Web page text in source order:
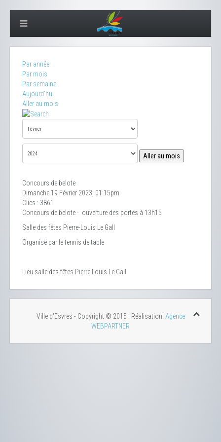
Par année
Par mois
Par semaine
Aujourd'hui
Aller au mois
Aller au mois
Concours de belote
Dimanche 19 Février 2023, 01:15pm
Clics : 3861
Concours de belote - ouverture des portes à 13h15
Salle des fêtes Pierre-Louis Le Gall
Organisé par le tennis de table
Lieu salle des fêtes Pierre Louis Le Gall
Ville d'Esvres - Copyright © 2015 | Réalisation: Agence
WEBPARTNER